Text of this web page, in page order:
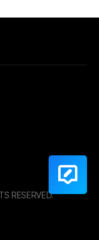
RESERVED.